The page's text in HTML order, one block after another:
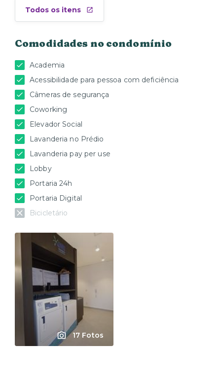
Todos os itens
Comodidades no condomínio
Academia
Acessibilidade para pessoa com deficiência
Câmeras de segurança
Coworking
Elevador Social
Lavanderia no Prédio
Lavanderia pay per use
Lobby
Portaria 24h
Portaria Digital
Bicicletário
17 Fotos